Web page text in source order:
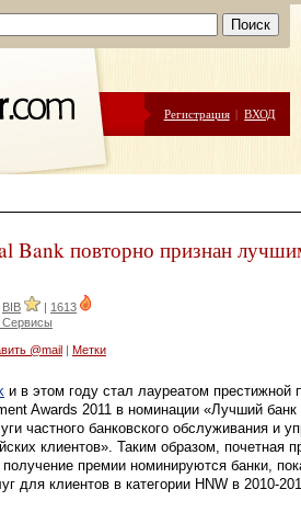
Регистрация | ВХОД
Bank повторно признан
BIB | 1613
Сервисы
@mail Метки
и в этом году стал лауреатом престижной
Awards 2011 в номинации «Лучший
частного банковского обслуживания и
клиентов». Таким образом, почетная
премии номинируются банки,
для клиентов в категории HNW в 2010-